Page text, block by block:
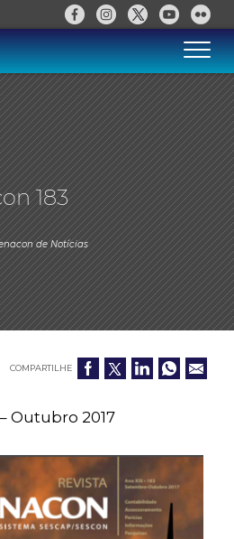
183
de Notícias
COMPARTILHE
Outubro 2017